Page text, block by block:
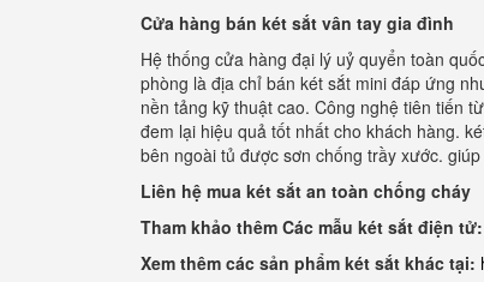
Cửa hàng bán két sắt vân tay gia đình
Hệ thống cửa hàng đại lý uỷ quyển toàn
phòng là địa chỉ bán két sắt mini đáp ứng
nền tảng kỹ thuật cao. Công nghệ tiên tiến
đem lại hiệu quả tốt nhất cho khách hàng.
bên ngoài tủ được sơn chống trầy xước.
Liên hệ mua két sắt an toàn chống cháy
Tham khảo thêm Các mẫu két sắt điện tử:
Xem thêm các sản phẩm két sắt khác tại: